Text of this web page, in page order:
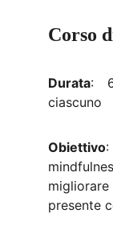
Corso
Durata:
ciascuno
Obiettivo
presente